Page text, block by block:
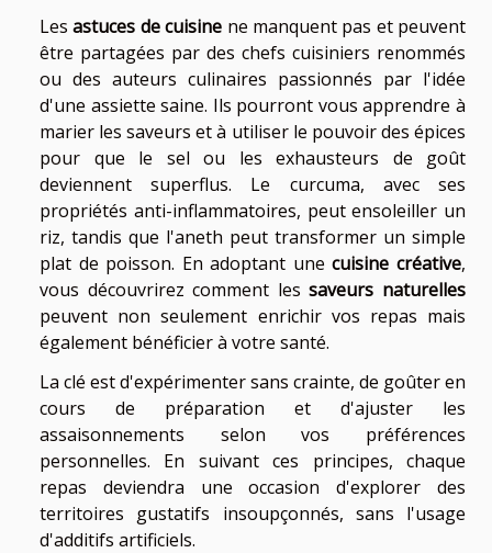
Lesastuces de cuisine ne manquent pas et peuvent
être partagées par des chefs cuisiniers renommés
ou des auteurs culinaires passionnés par l'idée
d'une assiette saine. Ils pourront vous apprendre à
marier les saveurs et à utiliser le pouvoir des épices
pour que le sel ou les exhausteurs de goût
deviennent superflus. Le curcuma, avec ses
propriétés anti-inflammatoires, peut ensoleiller un
riz, tandis que l'aneth peut transformer un simple
plat de poisson. En adoptant unecuisine créative,
vous découvrirez comment lessaveurs naturelles
peuvent non seulement enrichir vos repas mais
également bénéficier à votre santé.
La clé est d'expérimenter sans crainte, de goûter en
cours de préparation et d'ajuster les
assaisonnements selon vos préférences
personnelles. En suivant ces principes, chaque
repas deviendra une occasion d'explorer des
territoires gustatifs insoupçonnés, sans l'usage
d'additifs artificiels.